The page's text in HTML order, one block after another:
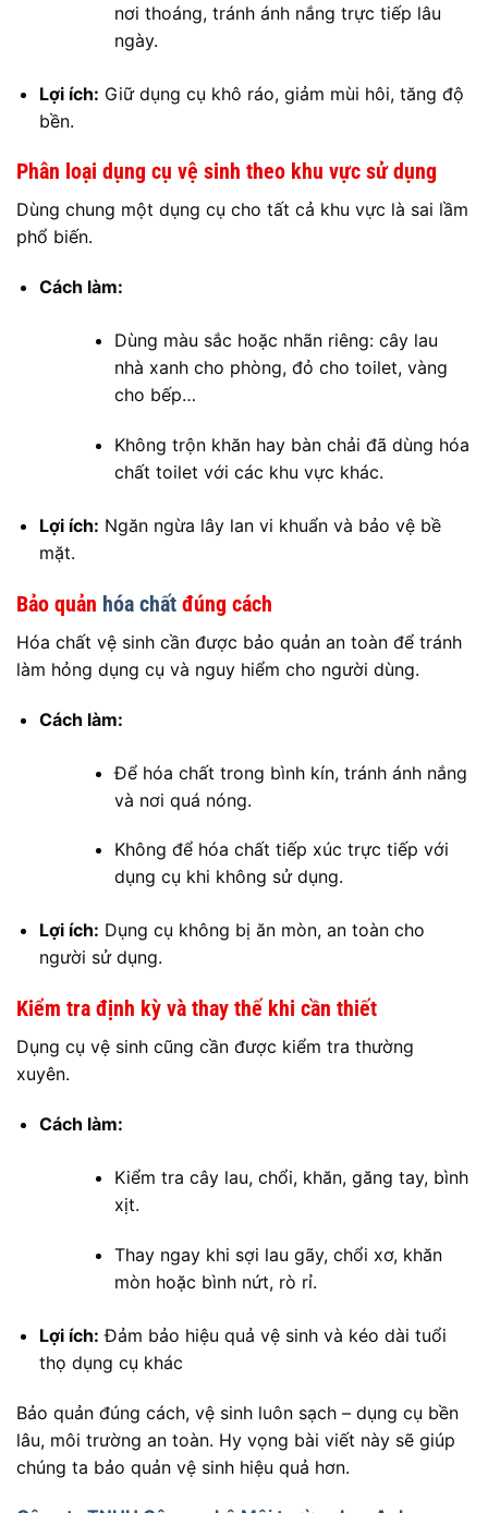
nơi thoáng, tránh ánh nắng trực tiếp lâu
ngày.
Lợi ích: Giữ dụng cụ khô ráo, giảm mùi hôi, tăng độ
bền.
Phân loại dụng cụ vệ sinh theo khu vực sử dụng
Dùng chung một dụng cụ cho tất cả khu vực là sai lầm
phổ biến.
Cách làm:
Dùng màu sắc hoặc nhãn riêng: cây lau
nhà xanh cho phòng, đỏ cho toilet, vàng
cho bếp…
Không trộn khăn hay bàn chải đã dùng hóa
chất toilet với các khu vực khác.
Lợi ích: Ngăn ngừa lây lan vi khuẩn và bảo vệ bề
mặt.
Bảo quản hóa chất đúng cách
Hóa chất vệ sinh cần được bảo quản an toàn để tránh
làm hỏng dụng cụ và nguy hiểm cho người dùng.
Cách làm:
Để hóa chất trong bình kín, tránh ánh nắng
và nơi quá nóng.
Không để hóa chất tiếp xúc trực tiếp với
dụng cụ khi không sử dụng.
Lợi ích: Dụng cụ không bị ăn mòn, an toàn cho
người sử dụng.
Kiểm tra định kỳ và thay thế khi cần thiết
Dụng cụ vệ sinh cũng cần được kiểm tra thường
xuyên.
Cách làm:
Kiểm tra cây lau, chổi, khăn, găng tay, bình
xịt.
Thay ngay khi sợi lau gãy, chổi xơ, khăn
mòn hoặc bình nứt, rò rỉ.
Lợi ích: Đảm bảo hiệu quả vệ sinh và kéo dài tuổi
thọ dụng cụ khác
Bảo quản đúng cách, vệ sinh luôn sạch – dụng cụ bền
lâu, môi trường an toàn. Hy vọng bài viết này sẽ giúp
chúng ta bảo quản vệ sinh hiệu quả hơn.